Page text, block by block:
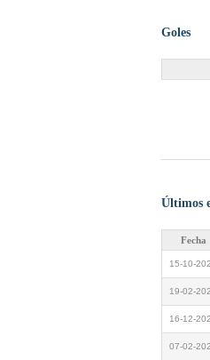
Goles
Últimos
Fecha
15-10-
19-02-
16-12-
07-02-